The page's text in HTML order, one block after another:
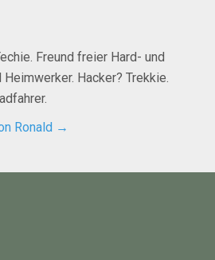
Freund freier Hard- und
Hacker? Trekkie.
Ronald →